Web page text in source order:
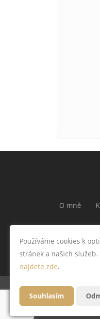
O mně
Používáme cookies k
stránek a našich
najdete zde.
Souhlasím